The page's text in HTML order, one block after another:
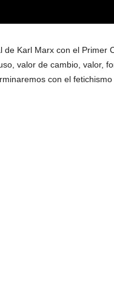
de Karl Marx con el Primer
valor de cambio, valor,
con el fetichismo